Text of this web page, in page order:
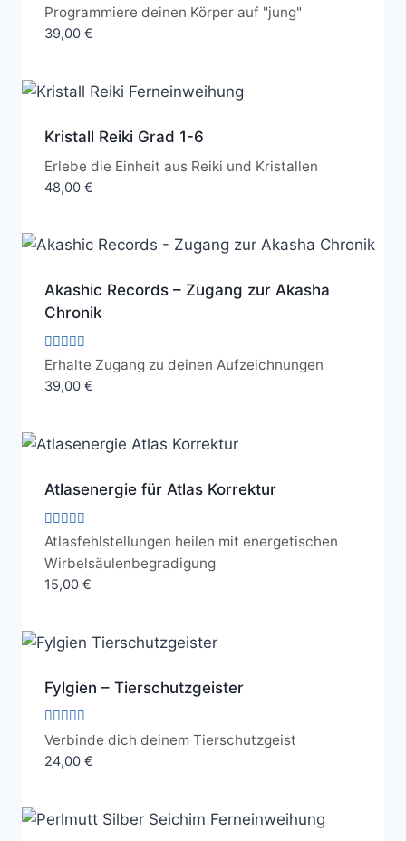
Bewertet
mit
5.00
Programmiere deinen Körper auf "jung"
39,00 €
Kristall Reiki Grad 1-6
Erlebe die Einheit aus Reiki und Kristallen
48,00 €
Akashic Records – Zugang zur Akasha
Chronik
Bewertet
mit
4.67
Erhalte Zugang zu deinen Aufzeichnungen
39,00 €
Atlasenergie für Atlas Korrektur
Bewertet
mit
5.00
von 5
Atlasfehlstellungen heilen mit energetischen
Wirbelsäulenbegradigung
15,00 €
Fylgien – Tierschutzgeister
Bewertet
mit
5.00
Verbinde dich deinem Tierschutzgeist
24,00 €